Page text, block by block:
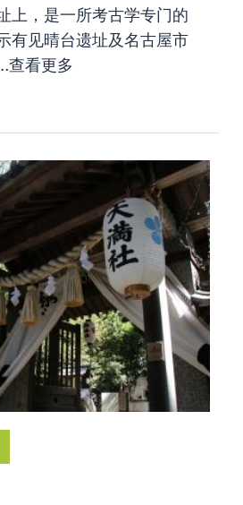
上，是一所考古学专门的
有见晴台遗址及名古屋市
查看更多